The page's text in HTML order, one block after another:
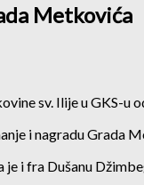
Metkovića
sv. Ilije u GKS-u
i nagradu Grada
je i fra Dušanu